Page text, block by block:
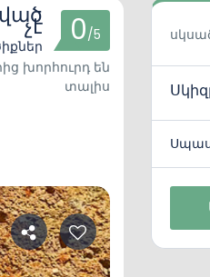
չէ 0/5
խորհուրդ են
տալիս